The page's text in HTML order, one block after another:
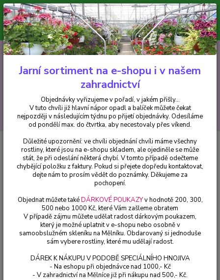
Minimální hodnota pro odeslání z e-shopu je 300 Kč.
V tuto chvíli již hlavní nápor objednávek opadl a balíček můžete čekat
nejpozději v následujícím týdnu po přijetí objednávky. Objednávky
vyřizujeme v pořadí, v jakém přišly...
CZK
Hledat
+420 602 223 614 0ks
za0 Kč
Balkónové rostliny
Olověnec převislý i půdopokryvný
(Plumbaginoide Ceratostigma ) - 118A
Olověnec převislý i půdopokryvný
(Plumbaginoide Ceratostigma ) -
118A
Jarní sortiment na e-shopu i v našem
zahradnictví
Objednávky vyřizujeme v pořadí, v jakém přišly...
V tuto chvíli již hlavní nápor opadl a balíček můžete čekat
nejpozději v následujícím týdnu po přijetí objednávky. Odesíláme
od pondělí max. do čtvrtka, aby necestovaly přes víkend.
Důležité upozornění: ve chvíli objednání chvíli máme všechny
rostliny, které jsou na e-shopu skladem, ale ojediněle se může
stát, že při odeslání některá chybí. V tomto případě odečteme
chybějící položku z faktury. Pokud si přejete dopředu kontaktovat,
dejte nám to prosím vědět do poznámky. Děkujeme za
pochopení.
Objednat můžete takéDÁRKOVÉ POUKAZYv hodnotě 200, 300,
500 nebo 1000 Kč, které Vám zašleme obratem
V případě zájmu můžete udělat radost dárkovým poukazem,
který je možné uplatnit v e-shopu nebo osobně v
samoobslužném skleníku na Mělníku. Obdarovaný si jednoduše
sám vybere rostliny, které mu udělají radost.
DÁREK K NÁKUPU V PODOBĚ SPECIÁLNÍHO HNOJIVA
- Na eshopu při objednávce nad 1000,- Kč
- V zahradnictví na Mělníce již při nákupu nad 500,- Kč.